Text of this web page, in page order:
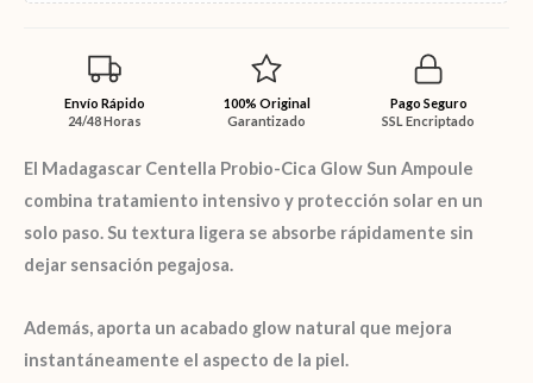
Envío Rápido
24/48 Horas
100% Original
Garantizado
Pago Seguro
SSL Encriptado
El Madagascar Centella Probio-Cica Glow Sun Ampoule
combina tratamiento intensivo y protección solar en un
solo paso. Su textura ligera se absorbe rápidamente sin
dejar sensación pegajosa.
Además, aporta un acabado glow natural que mejora
instantáneamente el aspecto de la piel.